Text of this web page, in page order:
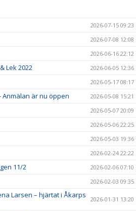
2026-07-15 09:23
2026-07-08 12:08
2026-06-16 22:12
Lek 2022 2026-06-05 12:36
2026-05-17 08:17
är nu öppen 2026-05-08 15:21
2026-05-07 20:09
2026-05-06 22:25
2026-05-03 19:36
2026-02-24 22:22
11/2 2026-02-06 07:10
2026-02-03 09:35
Larsen – hjärtat i Åkarps
2026-01-31 13:20